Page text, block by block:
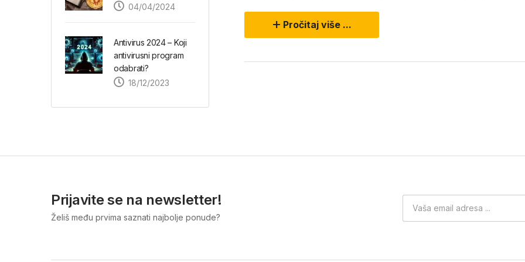
04/04/2024
Antivirus 2024 – Koji
antivirusni program
odabrati?
18/12/2023
Pročitaj više ...
Prijavite se na newsletter!
Želiš među prvima saznati najbolje ponude?